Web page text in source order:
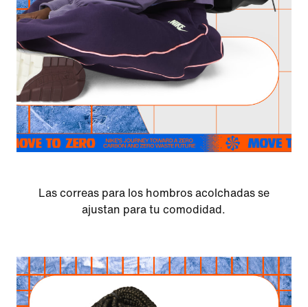
Las correas para los hombros acolchadas se
ajustan para tu comodidad.